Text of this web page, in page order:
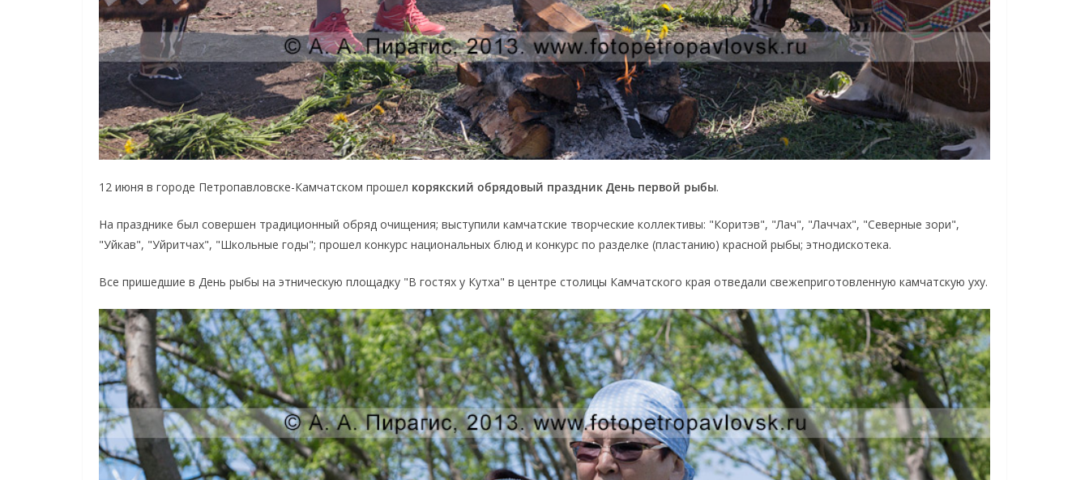
12 июня в городе Петропавловске-Камчатском прошел корякский обрядовый праздник День первой рыбы.
На празднике был совершен традиционный обряд очищения; выступили камчатские творческие коллективы: "Коритэв", "Лач", "Лаччах", "Северные зори",
"Уйкав", "Уйритчах", "Школьные годы"; прошел конкурс национальных блюд и конкурс по разделке (пластанию) красной рыбы; этнодискотека.
Все пришедшие в День рыбы на этническую площадку "В гостях у Кутха" в центре столицы Камчатского края отведали свежеприготовленную камчатскую уху.